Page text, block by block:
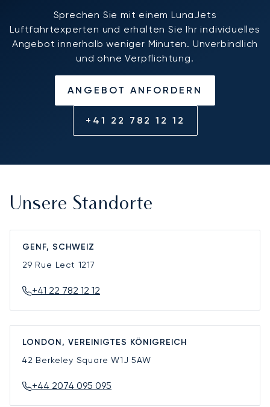
Sprechen Sie mit einem LunaJets
Luftfahrtexperten und erhalten Sie Ihr individuelles
Angebot innerhalb weniger Minuten. Unverbindlich
und ohne Verpflichtung.
ANGEBOT ANFORDERN
+41 22 782 12 12
Unsere Standorte
GENF, SCHWEIZ
29 Rue Lect 1217
+41 22 782 12 12
LONDON, VEREINIGTES KÖNIGREICH
42 Berkeley SquareW1J 5AW
+44 2074 095 095